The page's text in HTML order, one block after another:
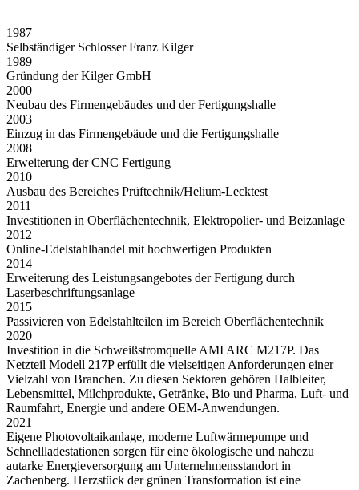
1987
Selbständiger Schlosser Franz Kilger
1989
Gründung der Kilger GmbH
2000
Neubau des Firmengebäudes und der Fertigungshalle
2003
Einzug in das Firmengebäude und die Fertigungshalle
2008
Erweiterung der CNC Fertigung
2010
Ausbau des Bereiches Prüftechnik/Helium-Lecktest
2011
Investitionen in Oberflächentechnik, Elektropolier- und Beizanlage
2012
Online-Edelstahlhandel mit hochwertigen Produkten
2014
Erweiterung des Leistungsangebotes der Fertigung durch
Laserbeschriftungsanlage
2015
Passivieren von Edelstahlteilen im Bereich Oberflächentechnik
2020
Investition in die Schweißstromquelle AMI ARC M217P. Das
Netzteil Modell 217P erfüllt die vielseitigen Anforderungen einer
Vielzahl von Branchen. Zu diesen Sektoren gehören Halbleiter,
Lebensmittel, Milchprodukte, Getränke, Bio und Pharma, Luft- und
Raumfahrt, Energie und andere OEM-Anwendungen.
2021
Eigene Photovoltaikanlage, moderne Luftwärmepumpe und
Schnellladestationen sorgen für eine ökologische und nahezu
autarke Energieversorgung am Unternehmensstandort in
Zachenberg. Herzstück der grünen Transformation ist eine